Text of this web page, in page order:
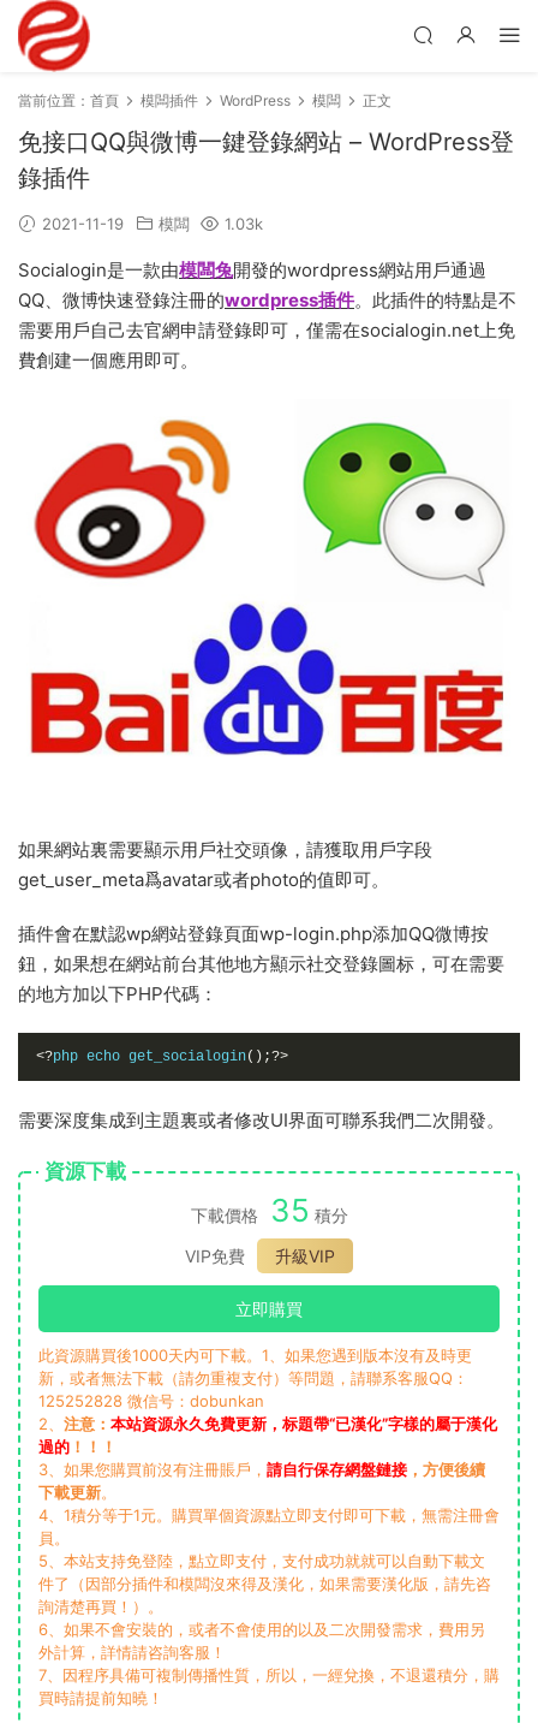
當前位置： 首頁 模闆插件 WordPress 模闆 正文
免接口QQ與微博一鍵登錄網站 – WordPress登
錄插件
2021-11-19 模闆 1.03k
Socialogin是一款由模闆兔開發的wordpress網站用戶通過
QQ、微博快速登錄注冊的wordpress插件。此插件的特點是不
需要用戶自己去官網申請登錄即可，僅需在socialogin.net上免
費創建一個應用即可。
如果網站裏需要顯示用戶社交頭像，請獲取用戶字段
get_user_meta爲avatar或者photo的值即可。
插件會在默認wp網站登錄頁面wp-login.php添加QQ微博按
鈕，如果想在網站前台其他地方顯示社交登錄圖标，可在需要
的地方加以下PHP代碼：
<?php echo get_socialogin();?>
需要深度集成到主題裏或者修改UI界面可聯系我們二次開發。
資源下載
下載價格 35 積分
VIP免費
升級VIP
立即購買
此資源購買後1000天内可下載。1、如果您遇到版本沒有及時更
新，或者無法下載（請勿重複支付）等問題，請聯系客服QQ：
125252828 微信号：dobunkan
2、 注意： 本站資源永久免費更新，标題帶“已漢化”字樣的屬于漢化
過的 ！！！
3、如果您購買前沒有注冊賬戶， 請自行保存網盤鏈接 ，方便後續
下載更新。
4、1積分等于1元。購買單個資源點立即支付即可下載，無需注冊會
員。
5、本站支持免登陸，點立即支付，支付成功就就可以自動下載文
件了（因部分插件和模闆沒來得及漢化，如果需要漢化版，請先咨
詢清楚再買！）。
6、如果不會安裝的，或者不會使用的以及二次開發需求，費用另
外計算，詳情請咨詢客服！
7、因程序具備可複制傳播性質，所以，一經兌換，不退還積分，購
買時請提前知曉！